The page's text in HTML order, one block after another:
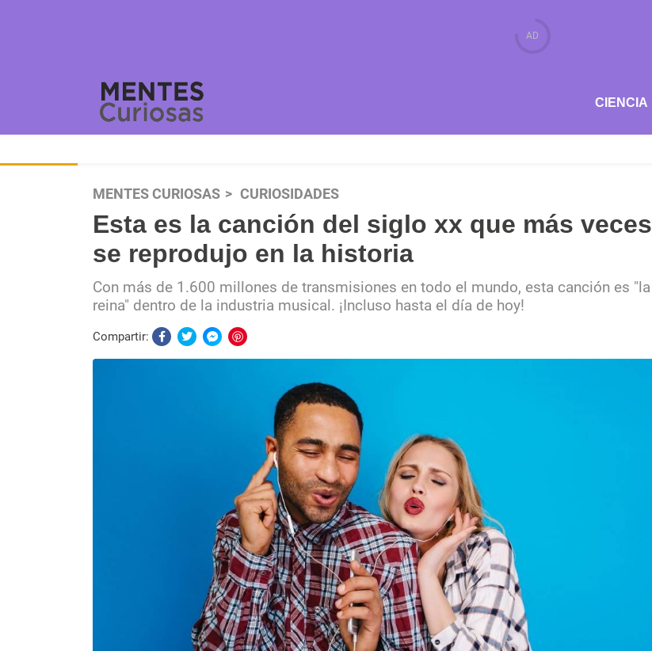
CIENCIA
MENTES CURIOSAS CURIOSIDADES
Esta es la canción del siglo xx que más veces
se reprodujo en la historia
Con más de 1.600 millones de transmisiones en todo el mundo, esta canción es "la
reina" dentro de la industria musical. ¡Incluso hasta el día de hoy!
Compartir: